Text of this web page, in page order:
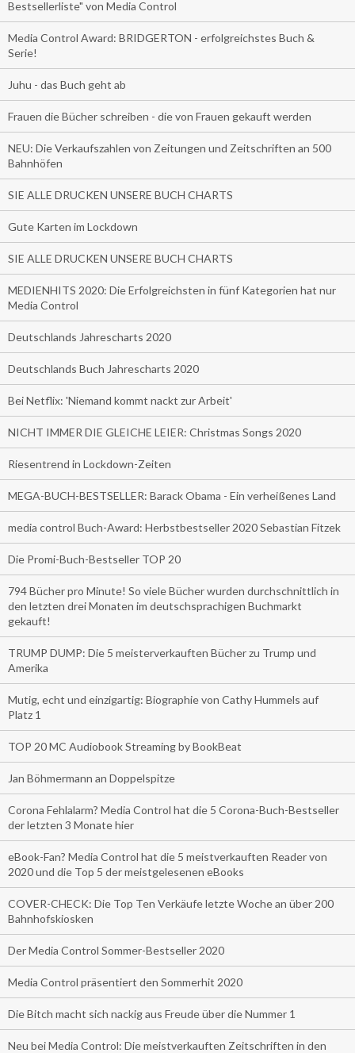
Bestsellerliste" von Media Control
Media Control Award: BRIDGERTON - erfolgreichstes Buch &
Serie!
Juhu - das Buch geht ab
Frauen die Bücher schreiben - die von Frauen gekauft werden
NEU: Die Verkaufszahlen von Zeitungen und Zeitschriften an 500
Bahnhöfen
SIE ALLE DRUCKEN UNSERE BUCH CHARTS
Gute Karten im Lockdown
SIE ALLE DRUCKEN UNSERE BUCH CHARTS
MEDIENHITS 2020: Die Erfolgreichsten in fünf Kategorien hat nur
Media Control
Deutschlands Jahrescharts 2020
Deutschlands Buch Jahrescharts 2020
Bei Netflix: 'Niemand kommt nackt zur Arbeit'
NICHT IMMER DIE GLEICHE LEIER: Christmas Songs 2020
Riesentrend in Lockdown-Zeiten
MEGA-BUCH-BESTSELLER: Barack Obama - Ein verheißenes Land
media control Buch-Award: Herbstbestseller 2020 Sebastian Fitzek
Die Promi-Buch-Bestseller TOP 20
794 Bücher pro Minute! So viele Bücher wurden durchschnittlich in
den letzten drei Monaten im deutschsprachigen Buchmarkt
gekauft!
TRUMP DUMP: Die 5 meisterverkauften Bücher zu Trump und
Amerika
Mutig, echt und einzigartig: Biographie von Cathy Hummels auf
Platz 1
TOP 20 MC Audiobook Streaming by BookBeat
Jan Böhmermann an Doppelspitze
Corona Fehlalarm? Media Control hat die 5 Corona-Buch-Bestseller
der letzten 3 Monate hier
eBook-Fan? Media Control hat die 5 meistverkauften Reader von
2020 und die Top 5 der meistgelesenen eBooks
COVER-CHECK: Die Top Ten Verkäufe letzte Woche an über 200
Bahnhofskiosken
Der Media Control Sommer-Bestseller 2020
Media Control präsentiert den Sommerhit 2020
Die Bitch macht sich nackig aus Freude über die Nummer 1
Neu bei Media Control: Die meistverkauften Zeitschriften in den